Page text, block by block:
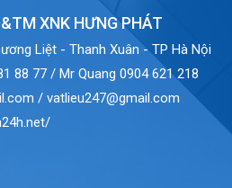
XNK HƯNG PHÁT
Liệt - Thanh Xuân - TP Hà Nội
88 77 / Mr Quang 0904 621 218
/ vatlieu247@gmail.com